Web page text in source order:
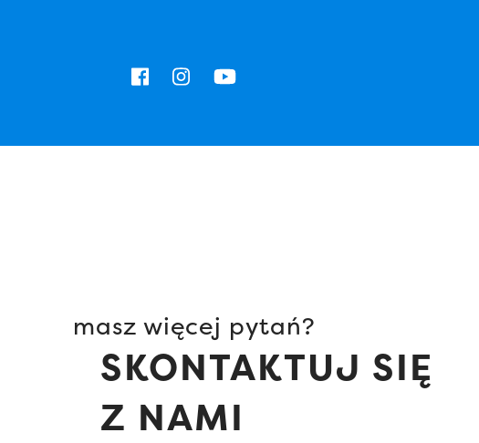
masz więcej pytań?
SKONTAKTUJ SIĘ
Z NAMI